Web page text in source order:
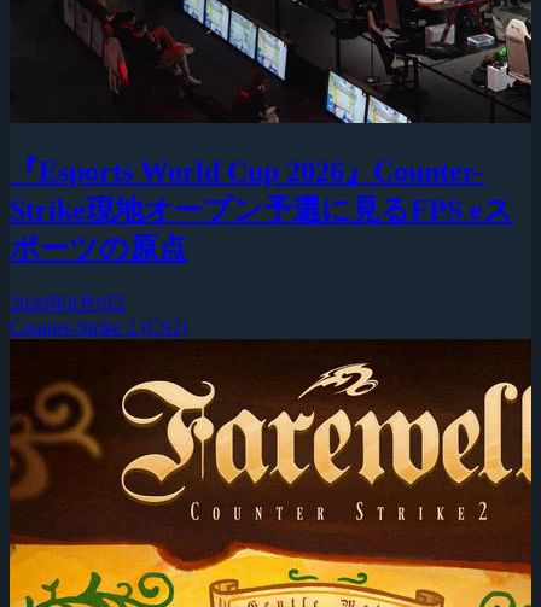
『Esports World Cup 2026』Counter-
Strike現地オープン予選に見るFPS eス
ポーツの原点
2026年8月9日
Counter-Strike 2 (CS2)